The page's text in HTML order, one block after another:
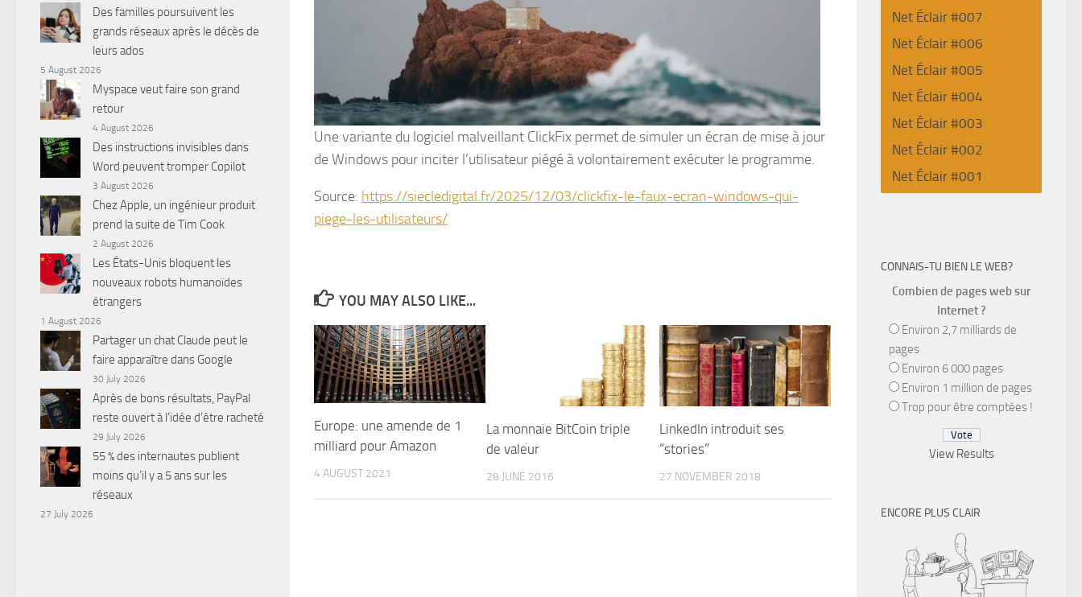
Une variante du logiciel malveillant ClickFix permet de simuler un écran de mise à jour
de Windows pour inciter l’utilisateur piégé à volontairement exécuter le programme.
Source: https://siecledigital.fr/2025/12/03/clickfix-le-faux-ecran-windows-qui-
piege-les-utilisateurs/
YOU MAY ALSO LIKE...
Europe: une amende de 1
milliard pour Amazon
4 AUGUST 2021
La monnaie BitCoin triple
de valeur
28 JUNE 2016
LinkedIn introduit ses
“stories”
27 NOVEMBER 2018
Des familles poursuivent les
grands réseaux après le décès de
leurs ados
5 August 2026
Myspace veut faire son grand
retour
4 August 2026
Des instructions invisibles dans
Word peuvent tromper Copilot
3 August 2026
Chez Apple, un ingénieur produit
prend la suite de Tim Cook
2 August 2026
Les États-Unis bloquent les
nouveaux robots humanoïdes
étrangers
1 August 2026
Partager un chat Claude peut le
faire apparaître dans Google
30 July 2026
Après de bons résultats, PayPal
reste ouvert à l’idée d’être racheté
29 July 2026
55 % des internautes publient
moins qu’il y a 5 ans sur les
réseaux
27 July 2026
Net Éclair #007
Net Éclair #006
Net Éclair #005
Net Éclair #004
Net Éclair #003
Net Éclair #002
Net Éclair #001
CONNAIS-TU BIEN LE WEB?
Combien de pages web sur
Internet ?
Environ 2,7 milliards de
pages
Environ 6 000 pages
Environ 1 million de pages
Trop pour être comptées !
View Results
ENCORE PLUS CLAIR